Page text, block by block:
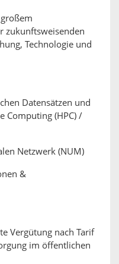
zukunftsweisenden
Technologie und
Datensätzen und
Computing (HPC) /
Netzwerk (NUM)
&
Vergütung nach Tarif
im öffentlichen